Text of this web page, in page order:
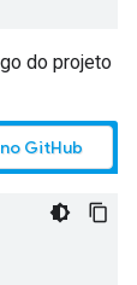
do projeto
GitHub